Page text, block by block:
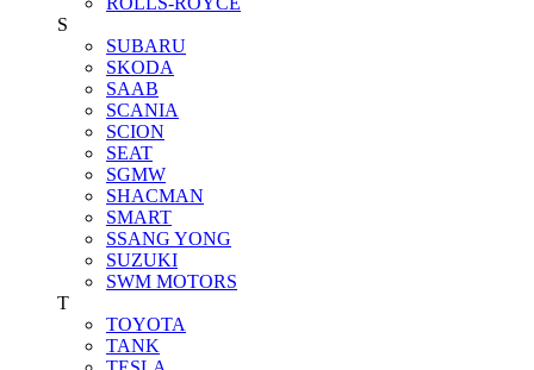
S
SUBARU
SKODA
SAAB
SCANIA
SCION
SEAT
SGMW
SHACMAN
SMART
SSANG YONG
SUZUKI
SWM MOTORS
T
TOYOTA
TANK